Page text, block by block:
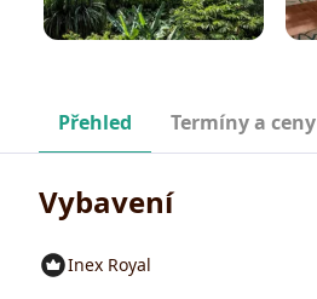
Přehled Termíny a ceny
Vybavení
Inex Royal